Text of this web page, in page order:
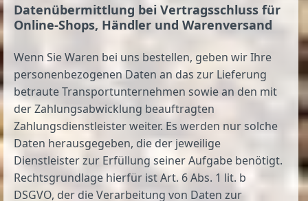
Daten­übermittlung bei Vertragsschluss für
Online-Shops, Händler und Warenversand
Wenn Sie Waren bei uns bestellen, geben wir Ihre
personenbezogenen Daten an das zur Lieferung
betraute Transportunternehmen sowie an den mit
der Zahlungsabwicklung beauftragten
Zahlungsdienstleister weiter. Es werden nur solche
Daten herausgegeben, die der jeweilige
Dienstleister zur Erfüllung seiner Aufgabe benötigt.
Rechtsgrundlage hierfür ist Art. 6 Abs. 1 lit. b
DSGVO, der die Verarbeitung von Daten zur